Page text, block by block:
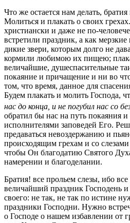
Что же остается нам делать,
Молиться и плакать о своих
христиански и даже не по-
встретили праздник, а как
дикие звери, которым долго не
кормили любимою их пищею;
величайшие, душеспасительные
покаяние и причащение и ни во
том, что время, данное для
Будем плакать и молить Господа,
нас до конца, и не погубил нас со
обратил бы нас на путь покаяния
исполнителями заповедей Его.
предаваться невоздержанию и
происходящим грехам и со
чтобы Он благодатию Святого
намерении и благоделании.
Братия! все прольем слезы, ибо
величайший праздник Господень и
своего: не так, не так по истине
праздники Господни. Нужно
о Господе о нашем избавлении от